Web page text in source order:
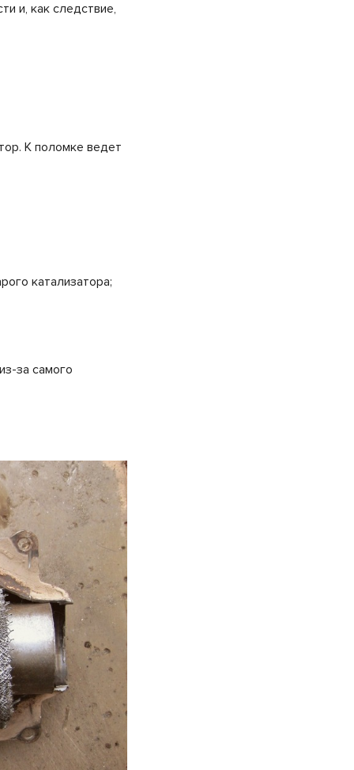
и, как следствие,
К поломке ведет
катализатора;
за самого